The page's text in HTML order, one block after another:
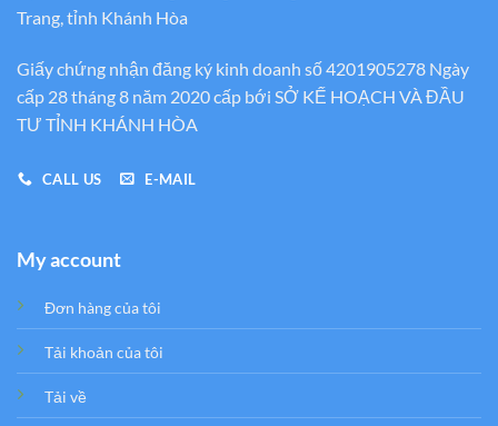
Trang, tỉnh Khánh Hòa
Giấy chứng nhận đăng ký kinh doanh số 4201905278 Ngày
cấp 28 tháng 8 năm 2020 cấp bới SỞ KẾ HOẠCH VÀ ĐẦU
TƯ TỈNH KHÁNH HÒA
CALL US E-MAIL
My account
Đơn hàng của tôi
Tải khoản của tôi
Tải về